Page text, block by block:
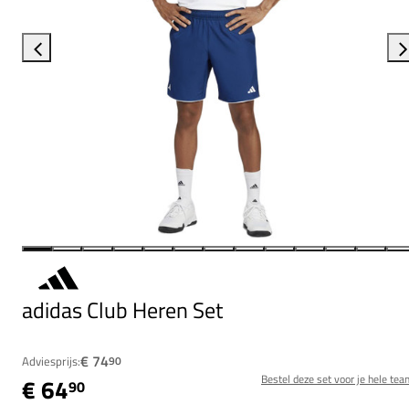
adidas Club Heren Set
Adviesprijs:€ 7490
€ 6490 Bestel deze set voor je hele